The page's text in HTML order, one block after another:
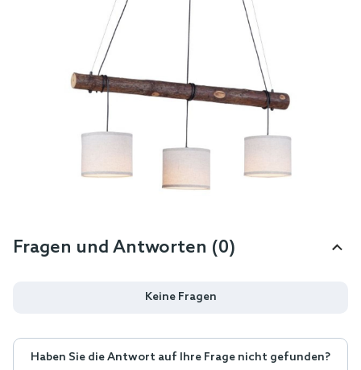
Fragen und Antworten (0)
Keine Fragen
Haben Sie die Antwort auf Ihre Frage nicht gefunden?